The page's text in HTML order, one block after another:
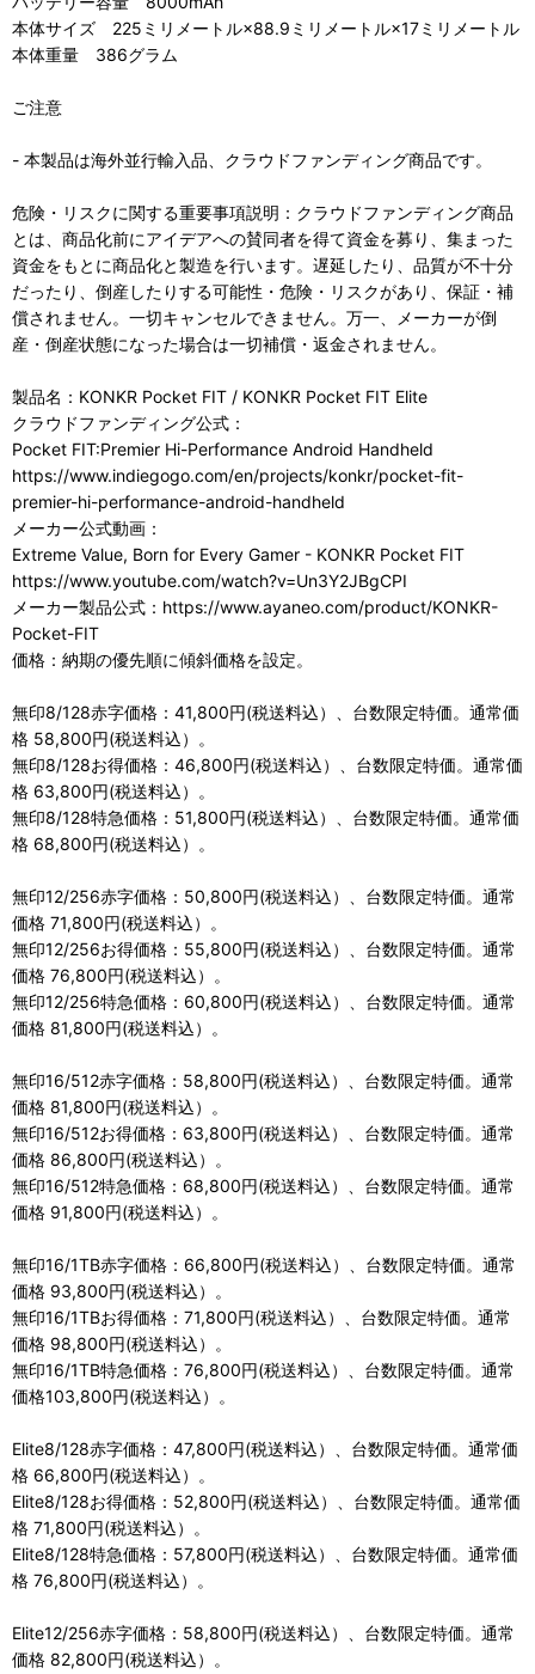
本体サイズ 225ミリメートル×88.9ミリメートル×17ミリメートル
本体重量 386グラム
ご注意
- 本製品は海外並行輸入品、クラウドファンディング商品です。
危険・リスクに関する重要事項説明：クラウドファンディング商品
とは、商品化前にアイデアへの賛同者を得て資金を募り、集まった
資金をもとに商品化と製造を行います。遅延したり、品質が不十分
だったり、倒産したりする可能性・危険・リスクがあり、保証・補
償されません。一切キャンセルできません。万一、メーカーが倒
産・倒産状態になった場合は一切補償・返金されません。
製品名：KONKR Pocket FIT / KONKR Pocket FIT Elite
クラウドファンディング公式：
Pocket FIT:Premier Hi-Performance Android Handheld
https://www.indiegogo.com/en/projects/konkr/pocket-fit-
premier-hi-performance-android-handheld
メーカー公式動画：
Extreme Value, Born for Every Gamer - KONKR Pocket FIT
https://www.youtube.com/watch?v=Un3Y2JBgCPI
メーカー製品公式：https://www.ayaneo.com/product/KONKR-
Pocket-FIT
価格：納期の優先順に傾斜価格を設定。
無印8/128赤字価格：41,800円(税送料込）、台数限定特価。通常価
格 58,800円(税送料込）。
無印8/128お得価格：46,800円(税送料込）、台数限定特価。通常価
格 63,800円(税送料込）。
無印8/128特急価格：51,800円(税送料込）、台数限定特価。通常価
格 68,800円(税送料込）。
無印12/256赤字価格：50,800円(税送料込）、台数限定特価。通常
価格 71,800円(税送料込）。
無印12/256お得価格：55,800円(税送料込）、台数限定特価。通常
価格 76,800円(税送料込）。
無印12/256特急価格：60,800円(税送料込）、台数限定特価。通常
価格 81,800円(税送料込）。
無印16/512赤字価格：58,800円(税送料込）、台数限定特価。通常
価格 81,800円(税送料込）。
無印16/512お得価格：63,800円(税送料込）、台数限定特価。通常
価格 86,800円(税送料込）。
無印16/512特急価格：68,800円(税送料込）、台数限定特価。通常
価格 91,800円(税送料込）。
無印16/1TB赤字価格：66,800円(税送料込）、台数限定特価。通常
価格 93,800円(税送料込）。
無印16/1TBお得価格：71,800円(税送料込）、台数限定特価。通常
価格 98,800円(税送料込）。
無印16/1TB特急価格：76,800円(税送料込）、台数限定特価。通常
価格103,800円(税送料込）。
Elite8/128赤字価格：47,800円(税送料込）、台数限定特価。通常価
格 66,800円(税送料込）。
Elite8/128お得価格：52,800円(税送料込）、台数限定特価。通常価
格 71,800円(税送料込）。
Elite8/128特急価格：57,800円(税送料込）、台数限定特価。通常価
格 76,800円(税送料込）。
Elite12/256赤字価格：58,800円(税送料込）、台数限定特価。通常
価格 82,800円(税送料込）。